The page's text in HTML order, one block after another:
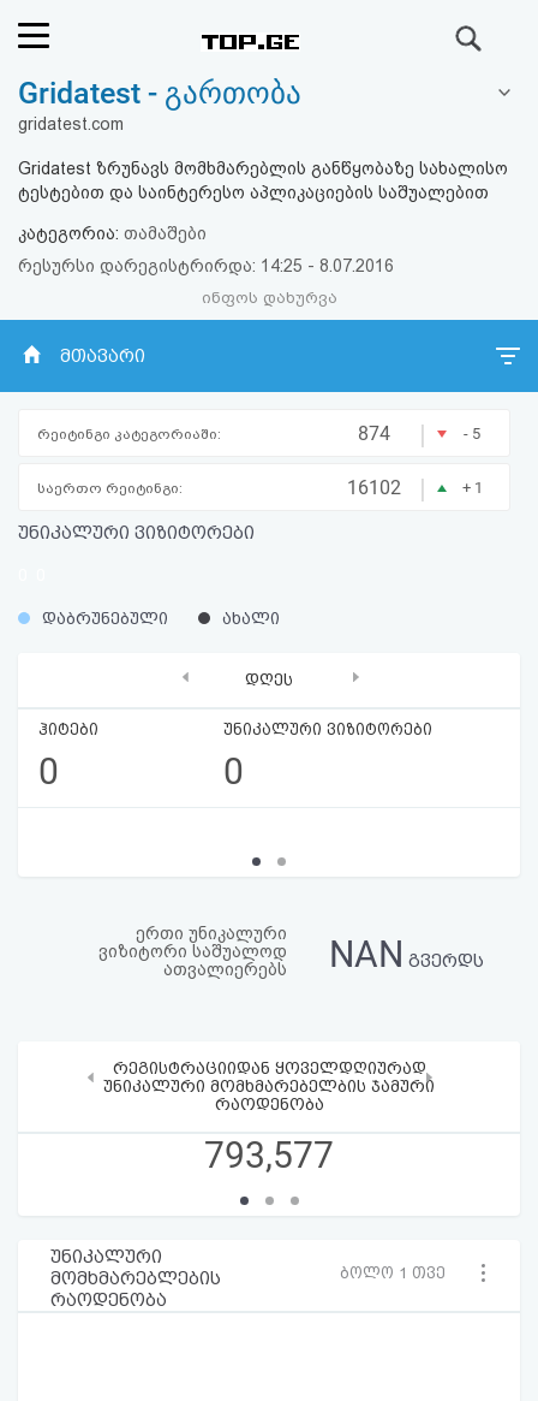
რეიტინგი
კითხვა-
პასუხი
რეგისტრაცია
HTML
სალიცენზიო
შეთანხმება
Gridatest - გართობა
gridatest.com
Gridatest ზრუნავს მომხმარებლის განწყობაზე სახალისო
ტესტებით და საინტერესო აპლიკაციების საშუალებით
კატეგორია: თამაშები
რესურსი დარეგისტრირდა: 14:25 - 8.07.2016
ინფოს დახურვა
მთავარი
რეიტინგი კატეგორიაში: 874 | - 5
საერთო რეიტინგი: 16102 | + 1
უნიკალური ვიზიტორები
%
% დაბრუნებული ახალი
დღეს
ჰიტები
0
უნიკალური ვიზიტორები
0
‹ ›
ერთი უნიკალური
ვიზიტორი საშუალოდ
ათვალიერებს
NAN გვერდს
რეგისტრაციიდან ყოველდღიურად
უნიკალური მომხმარებელბის ჯამური
რაოდენობა
793,577
‹ ›
უნიკალური
მომხმარებლების
რაოდენობა
ბოლო 1 თვე